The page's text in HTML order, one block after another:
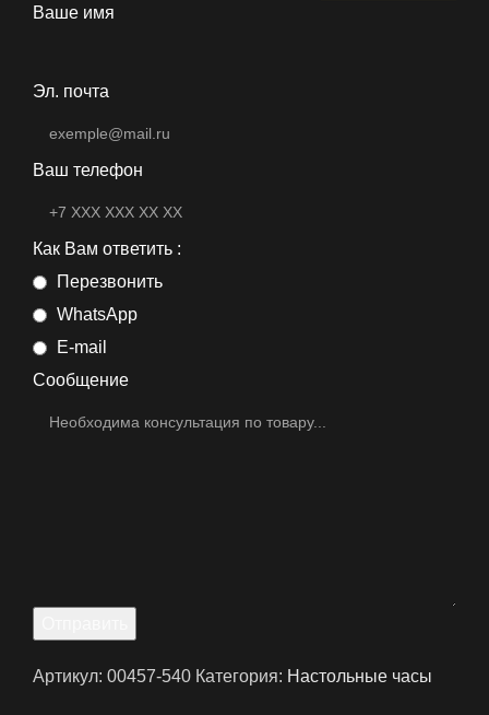
Ваше имя
Эл. почта
Ваш телефон
Как Вам ответить :
Перезвонить
WhatsApp
E-mail
Сообщение
Артикул: 00457-540 Категория: Настольные часы